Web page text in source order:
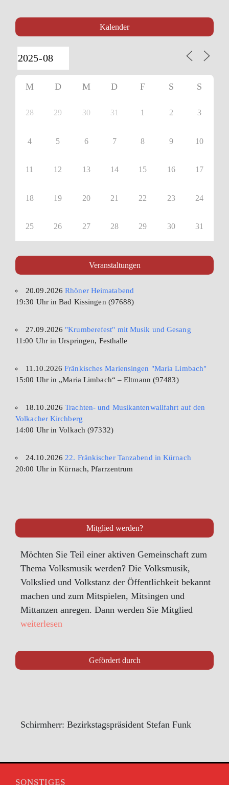
Kalender
M D M D F S S
28 29 30 31 1 2 3
4 5 6 7 8 9 10
11 12 13 14 15 16 17
18 19 20 21 22 23 24
25 26 27 28 29 30 31
Veranstaltungen
20.09.2026Rhöner Heimatabend
19:30 Uhr in Bad Kissingen (97688)
27.09.2026 "Krumberefest" mit Musik und Gesang
11:00 Uhr in Urspringen, Festhalle
11.10.2026Fränkisches Mariensingen "Maria Limbach"
15:00 Uhr in „Maria Limbach“ – Eltmann (97483)
18.10.2026Trachten- und Musikantenwallfahrt auf den
Volkacher Kirchberg
14:00 Uhr in Volkach (97332)
24.10.2026 22. Fränkischer Tanzabend in Kürnach
20:00 Uhr in Kürnach, Pfarrzentrum
Mitglied werden?
Möchten Sie Teil einer aktiven Gemeinschaft zum
Thema Volksmusik werden? Die Volksmusik,
Volkslied und Volkstanz der Öffentlichkeit bekannt
machen und zum Mitspielen, Mitsingen und
Mittanzen anregen. Dann werden Sie Mitglied
weiterlesen
Gefördert durch
Schirmherr: Bezirkstagspräsident Stefan Funk
SONSTIGES